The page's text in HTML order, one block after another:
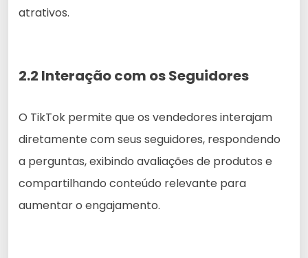
atrativos.
2.2 Interação com os Seguidores
O TikTok permite que os vendedores interajam
diretamente com seus seguidores, respondendo
a perguntas, exibindo avaliações de produtos e
compartilhando conteúdo relevante para
aumentar o engajamento.